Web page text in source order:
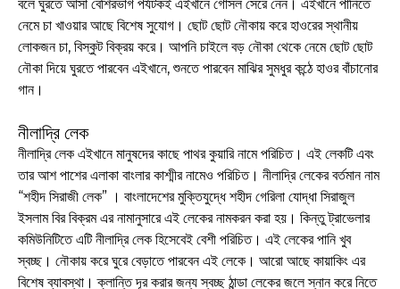
বলে ঘুরতে আসা বেশিরভাগ পর্যটকই এইখানে গোসল সেরে নেন। এইখানে পানিতে
নেমে চা খাওয়ার আছে বিশেষ সুযোগ। ছোট ছোট নৌকায় করে হাওরের স্থানীয়
লোকজন চা, বিস্কুট বিক্রয় করে। আপনি চাইলে বড় নৌকা থেকে নেমে ছোট ছোট
নৌকা দিয়ে ঘুরতে পারবেন এইখানে, শুনতে পারবেন মাঝির সুমধুর কন্ঠে হাওর বাঁচানোর
গান।
নীলাদ্রি লেক
নীলাদ্রি লেক এইখানে মানুষদের কাছে পাথর কুয়ারি নামে পরিচিত। এই লেকটি এবং
তার আশ পাশের এলাকা বাংলার কাশ্মীর নামেও পরিচিত। নীলাদ্রি লেকের বর্তমান নাম
“শহীদ সিরাজী লেক” । বাংলাদেশের মুক্তিযুদ্ধে শহীদ গেরিলা যোদ্ধা সিরাজুল
ইসলাম বির বিক্রম এর নামানুসারে এই লেকের নামকরন করা হয়। কিন্তু ট্রাভেলার
কমিউনিটিতে এটি নীলাদ্রি লেক হিসেবেই বেশী পরিচিত। এই লেকের পানি খুব
স্বচ্ছ। নৌকায় করে ঘুরে বেড়াতে পারবেন এই লেকে। আরো আছে কায়াকিং এর
বিশেষ ব্যাবস্থা। ক্লান্তি দূর করার জন্য স্বচ্ছ ঠান্ডা লেকের জলে স্নান করে নিতে